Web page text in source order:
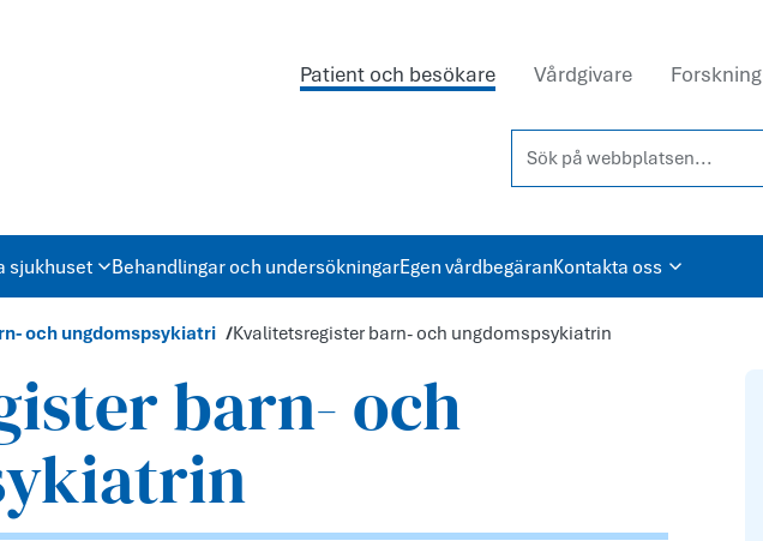
Patient och besökare Vårdgivare Forskning
Sök på webbplatsen...
sjukhuset Behandlingar och undersökningarEgen vårdbegäranKontakta oss
och ungdomspsykiatri Kvalitetsregister barn- och ungdomspsykiatrin
barn- och